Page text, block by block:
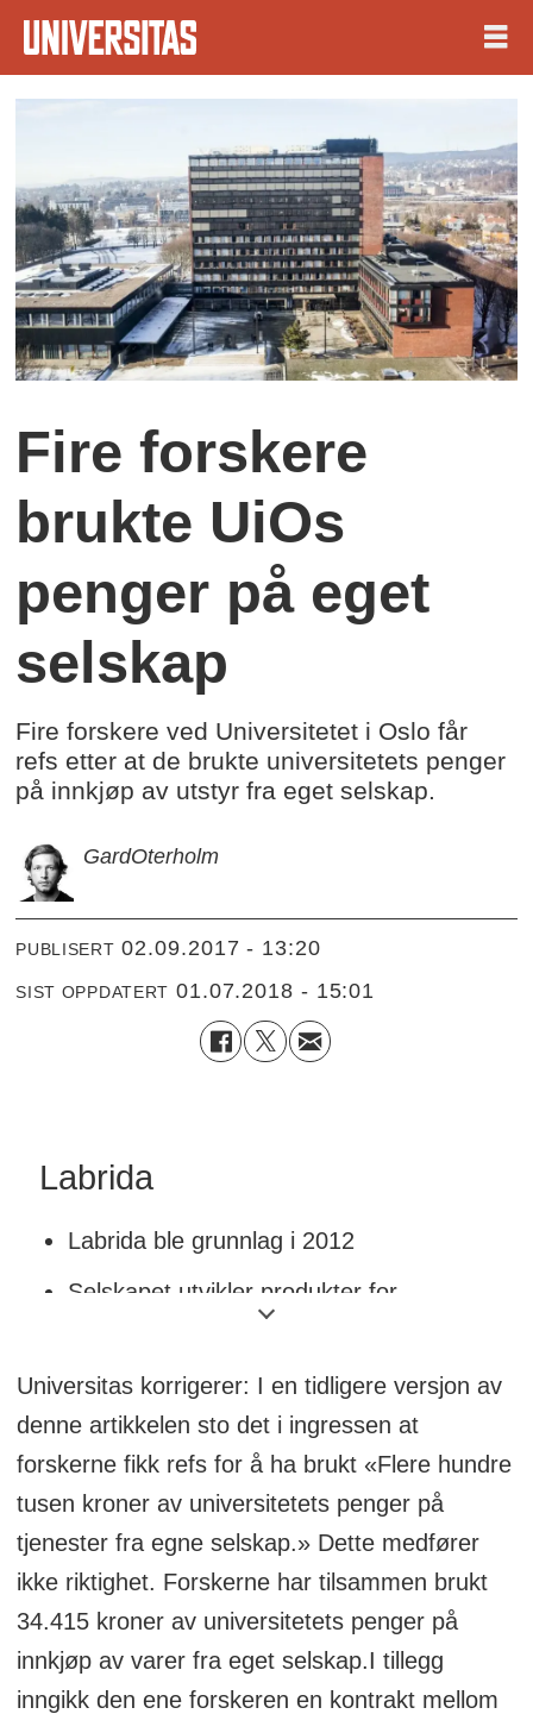
Fire forskere
brukte UiOs
penger på eget
selskap
Fire forskere ved Universitetet i Oslo får
refs etter at de brukte universitetets penger
på innkjøp av utstyr fra eget selskap.
GardOterholm
PUBLISERT 02.09.2017 - 13:20
SIST OPPDATERT 01.07.2018 - 15:01
Labrida
Labrida ble grunnlag i 2012
Selskapet utvikler produkter for
Postdoktor Caspar Wohlfahrt sitter i
styret til Labrida og var med på å
grunnlegge det sammen med
Lyngstadaas.
Universitas korrigerer: I en tidligere versjon av
denne artikkelen sto det i ingressen at
forskerne fikk refs for å ha brukt «Flere hundre
tusen kroner av universitetets penger på
tjenester fra egne selskap.» Dette medfører
ikke riktighet. Forskerne har tilsammen brukt
34.415 kroner av universitetets penger på
innkjøp av varer fra eget selskap.I tillegg
inngikk den ene forskeren en kontrakt mellom